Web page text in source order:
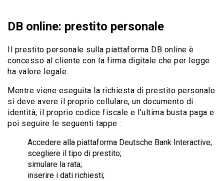
DB online: prestito personale
Il prestito personale sulla piattaforma DB online è
concesso al cliente con la firma digitale che per legge
ha valore legale.
Mentre viene eseguita la richiesta di prestito personale
si deve avere il proprio cellulare, un documento di
identità, il proprio codice fiscale e l’ultima busta paga e
poi seguire le seguenti tappe :
Accedere alla piattaforma Deutsche Bank Interactive;
scegliere il tipo di prestito;
simulare la rata;
inserire i dati richiesti;